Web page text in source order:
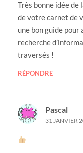
Très bonne idée de
de votre carnet de
une bon guide pour
recherche
traversés !
RÉPONDRE
Pascal
31 JANVIER